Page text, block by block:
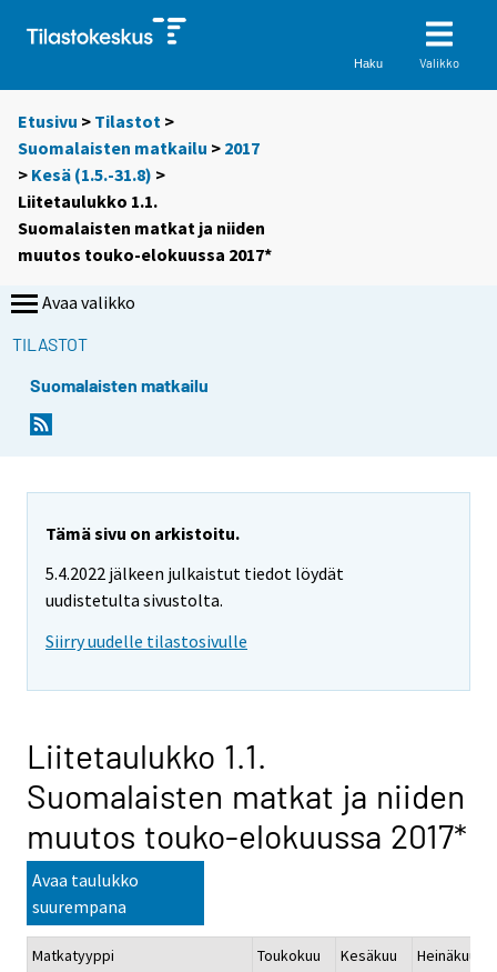
Haku Valikko
Etusivu > Tilastot >
Suomalaisten matkailu > 2017
> Kesä (1.5.-31.8) >
Liitetaulukko 1.1.
Suomalaisten matkat ja niiden
muutos touko-elokuussa 2017*
Avaa valikko
TILASTOT
Suomalaisten matkailu
Tämä sivu on arkistoitu.
5.4.2022 jälkeen julkaistut tiedot löydät
uudistetulta sivustolta.
Siirry uudelle tilastosivulle
Liitetaulukko 1.1.
Suomalaisten matkat ja niiden
muutos touko-elokuussa 2017*
Avaa taulukko
suurempana
Matkatyyppi Toukokuu Kesäkuu Heinäkuu